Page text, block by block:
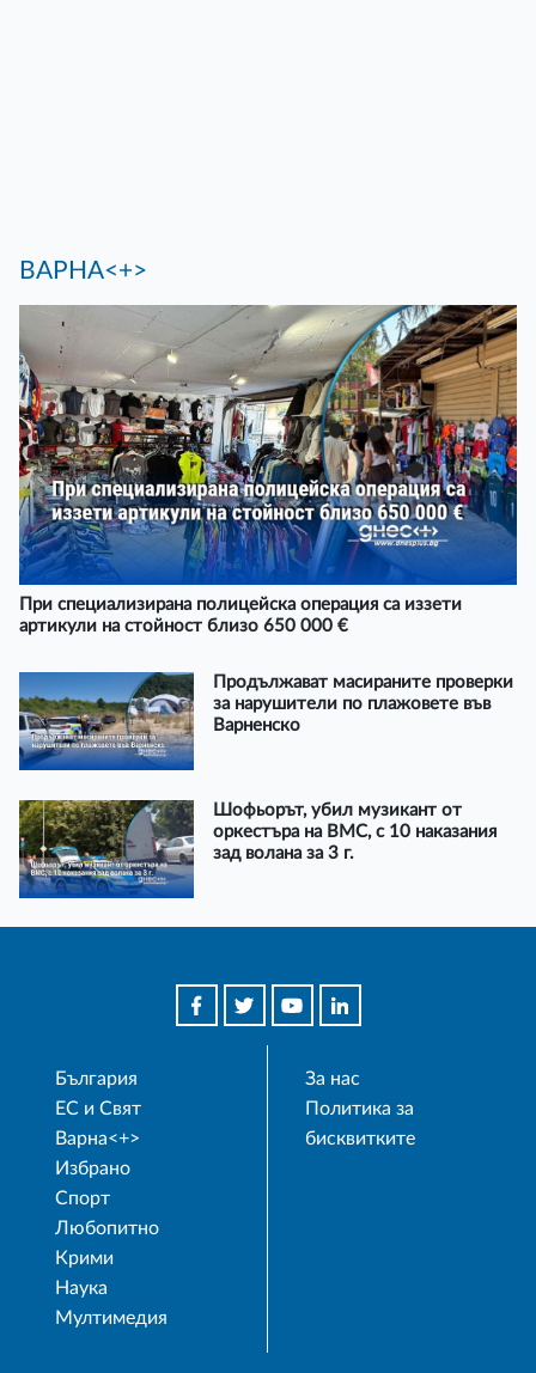
ВАРНА<+>
При специализирана полицейска операция са иззети
артикули на стойност близо 650 000 €
Продължават масираните проверки
за нарушители по плажовете във
Варненско
Шофьорът, убил музикант от
оркестъра на ВМС, с 10 наказания
зад волана за 3 г.
България
ЕС и Свят
Варна<+>
Избрано
Спорт
Любопитно
Крими
Наука
Мултимедия
За нас
Политика за
бисквитките